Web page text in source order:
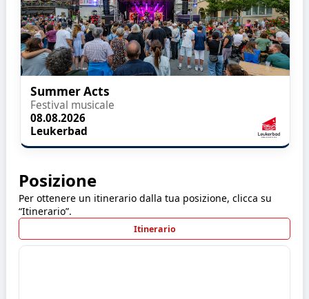
Summer Acts
Festival musicale
08.08.2026
Leukerbad
Posizione
Per ottenere un itinerario dalla tua posizione, clicca su
“Itinerario”.
Itinerario